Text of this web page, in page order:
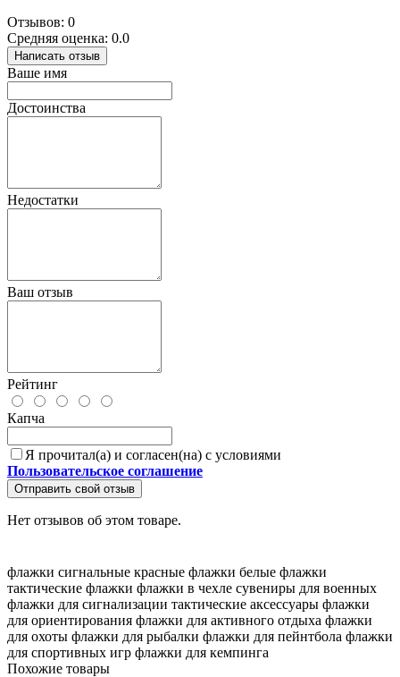
Отзывов: 0
Средняя оценка: 0.0
Написать отзыв
Ваше имя
Достоинства
Недостатки
Ваш отзыв
Рейтинг
Капча
Я прочитал(а) и согласен(на) с условиями
Пользовательское соглашение
Отправить свой отзыв
Нет отзывов об этом товаре.
флажки сигнальные красные флажки белые флажки
тактические флажки флажки в чехле сувениры для военных
флажки для сигнализации тактические аксессуары флажки
для ориентирования флажки для активного отдыха флажки
для охоты флажки для рыбалки флажки для пейнтбола флажки
для спортивных игр флажки для кемпинга
Похожие товары